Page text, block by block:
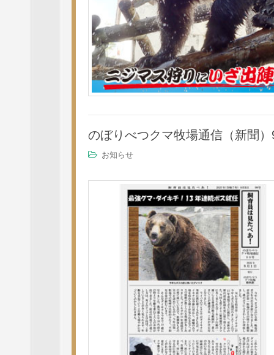
のぼりべつクマ牧場通信（新聞
お知らせ